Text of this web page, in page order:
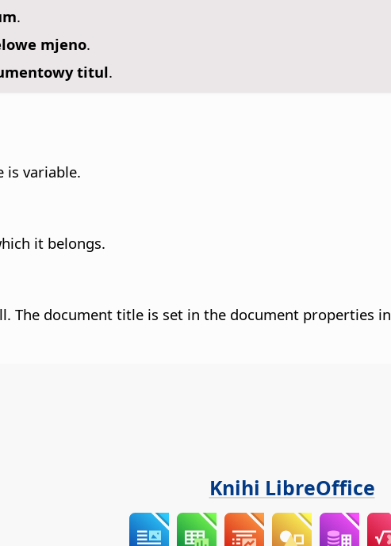
.
mjeno.
titul.
is variable.
it belongs.
The document title is set in the document properties in
Knihi LibreOffice